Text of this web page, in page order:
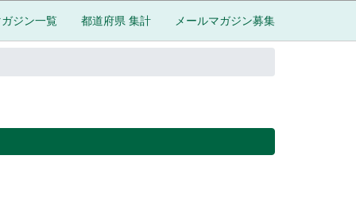
ジン一覧 都道府県 集計 メールマガジン募集